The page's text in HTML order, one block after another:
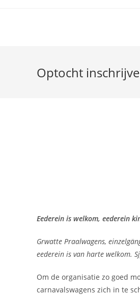
Optocht
Eederein is welkom, eederein
Grwatte Praalwagens,
eederein is van harte welkom.
Om de organisatie zo goed
carnavalswagens zich in te